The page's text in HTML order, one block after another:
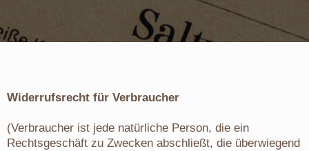
Widerrufsrecht für Verbraucher
(Verbraucher ist jede natürliche Person, die ein
Rechtsgeschäft zu Zwecken abschließt, die überwiegend